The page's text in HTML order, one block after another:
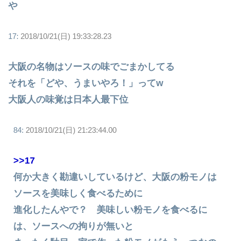
や
17: 2018/10/21(日) 19:33:28.23
大阪の名物はソースの味でごまかしてる
それを「どや、うまいやろ！」ってw
大阪人の味覚は日本人最下位
84: 2018/10/21(日) 21:23:44.00
>>17
何か大きく勘違いしているけど、大阪の粉モノは
ソースを美味しく食べるために
進化したんやで？ 美味しい粉モノを食べるに
は、ソースへの拘りが無いと